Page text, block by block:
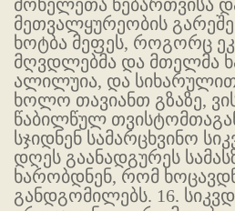
მოხელეთა ნებართვისა
მეთვალყურეობის გარეშე.
ხოტბა მეფეს, როგორც
მღვდლებმა და მთელმა
ალილუია, და სიხარულით
ხოლო თავიანთ გზაზე,
წაბილწულ
სჯიდნენ სამარცხვინო
დღეს გაანადგურეს
ხარობდნენ, რომ
განდგომილებს. 16.